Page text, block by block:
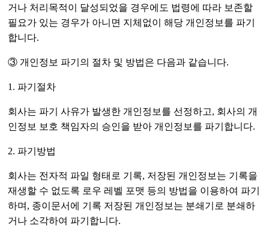
거나 처리목적이 달성되었을 경우에도 법령에 따라 보존할
필요가 있는 경우가 아니면 지체없이 해당 개인정보를 파기
합니다.
③ 개인정보 파기의 절차 및 방법은 다음과 같습니다.
1. 파기절차
회사는 파기 사유가 발생한 개인정보를 선정하고, 회사의 개
인정보 보호 책임자의 승인을 받아 개인정보를 파기합니다.
2. 파기방법
회사는 전자적 파일 형태로 기록, 저장된 개인정보는 기록을
재생할 수 없도록 로우 레벨 포맷 등의 방법을 이용하여 파기
하며, 종이문서에 기록 저장된 개인정보는 분쇄기로 분쇄하
거나 소각하여 파기합니다.